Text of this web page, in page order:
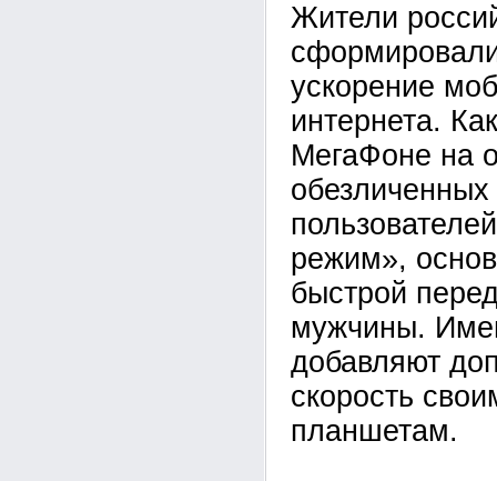
Жители
ускорение
интернета.
МегаФоне на
режим»,
быстрой
мужчины.
добавляют
скорость
планшетам.